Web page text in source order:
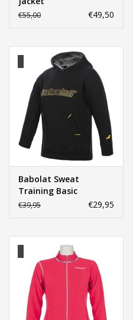
€55,00 €49,50
Babolat Sweat
Training Basic
€39,95 €29,95